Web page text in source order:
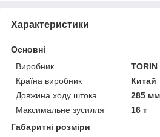
Характеристики
Основні
Виробник
TORIN
Країна виробник
Китай
Довжина ходу штока
285 мм
Максимальне зусилля
16 т
Габаритні розміри